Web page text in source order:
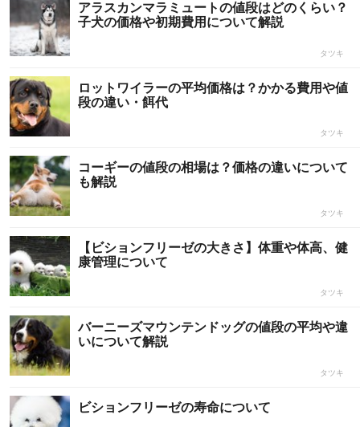
アラスカンマラミュートの値段はどのくらい？
子犬の価格や初期費用について解説
タツキ
ロットワイラーの平均価格は？かかる費用や値
段の違い・餌代
タツキ
コーギーの値段の相場は？価格の違いについて
も解説
タツキ
【ビションフリーゼの大きさ】体重や体高、健
康管理について
タツキ
バーニーズマウンテンドッグの値段の平均や違
いについて解説
タツキ
ビションフリーゼの寿命について